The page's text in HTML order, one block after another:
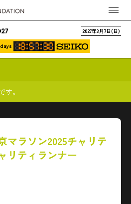
2027年3月7日(日)
days
。
マラソン2025チャリテ
リティランナー